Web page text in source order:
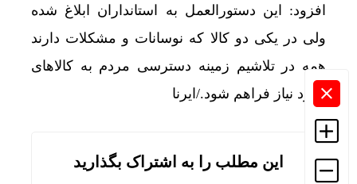
افزود: این دستورالعمل به استانداران ابلاغ شده
ولی در یکی دو کالا که نوسانات و مشکلات دارند
همه در تلاشیم زمینه دسترسی مردم به کالاهای
مورد نیاز فراهم شود./ایرنا
این مطلب را به اشتراک بگذارید